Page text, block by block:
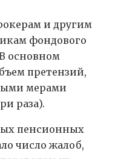
и другим
фондового
основном
претензий,
мерами
раза).
пенсионных
число жалоб,